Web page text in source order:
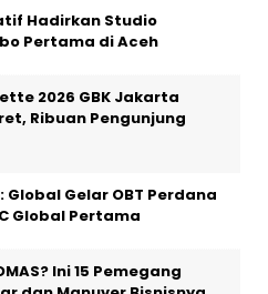
Hadirkan Studio
Pertama di Aceh
2026 GBK Jakarta
Ribuan Pengunjung
Global Gelar OBT Perdana
Global Pertama
Ini 15 Pemegang